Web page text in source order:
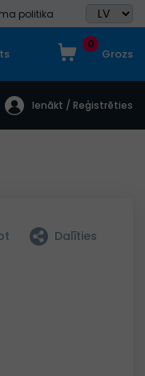
politika
0
Grozs
Ienākt / Reģistrēties
Dalīties